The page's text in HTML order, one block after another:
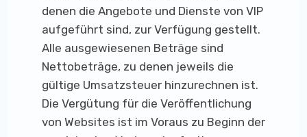
denen die Angebote und Dienste von VIP
aufgeführt sind, zur Verfügung gestellt.
Alle ausgewiesenen Beträge sind
Nettobeträge, zu denen jeweils die
gültige Umsatzsteuer hinzurechnen ist.
Die Vergütung für die Veröffentlichung
von Websites ist im Voraus zu Beginn der